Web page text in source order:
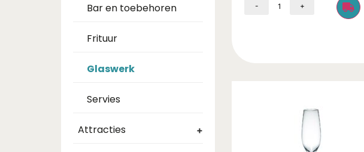
Bar en toebehoren
Frituur
Glaswerk
Servies
Attracties +
- +